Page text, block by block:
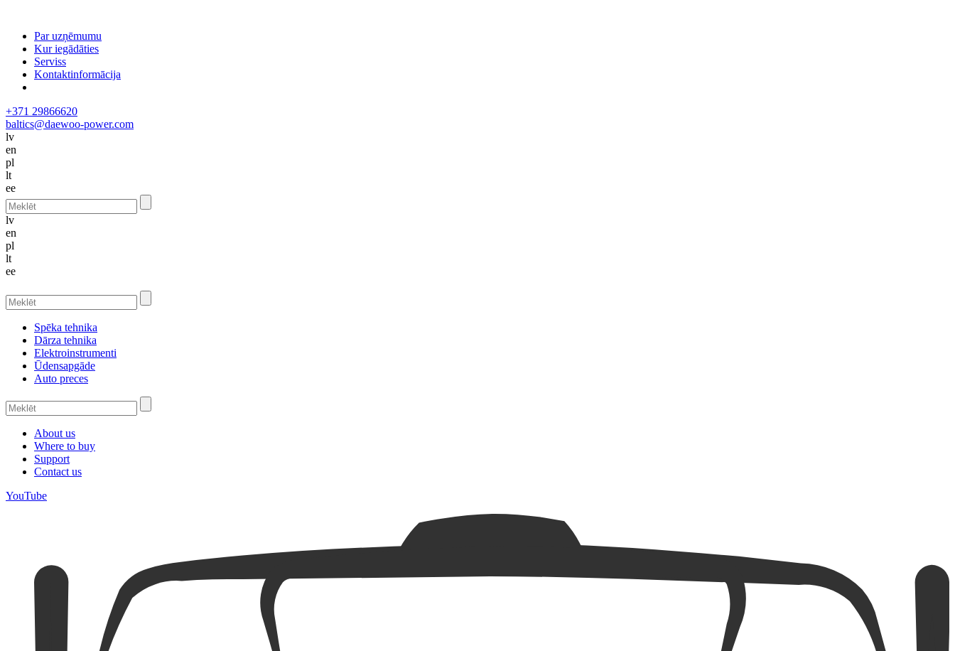
Par uzņēmumu
Kur iegādāties
Serviss
Kontaktinformācija
+371 29866620
baltics@daewoo-power.com
lv
en
pl
lt
ee
lv
en
pl
lt
ee
Spēka tehnika
Dārza tehnika
Elektroinstrumenti
Ūdensapgāde
Auto preces
About us
Where to buy
Support
Contact us
YouTube